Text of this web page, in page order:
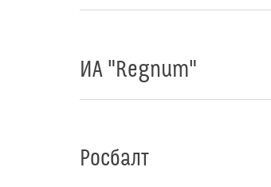
ИА "Regnum"
Росбалт